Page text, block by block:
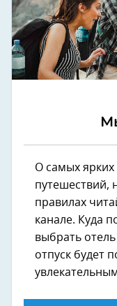
О самых
путешествий,
правилах
канале. Куда
выбрать
отпуск будет